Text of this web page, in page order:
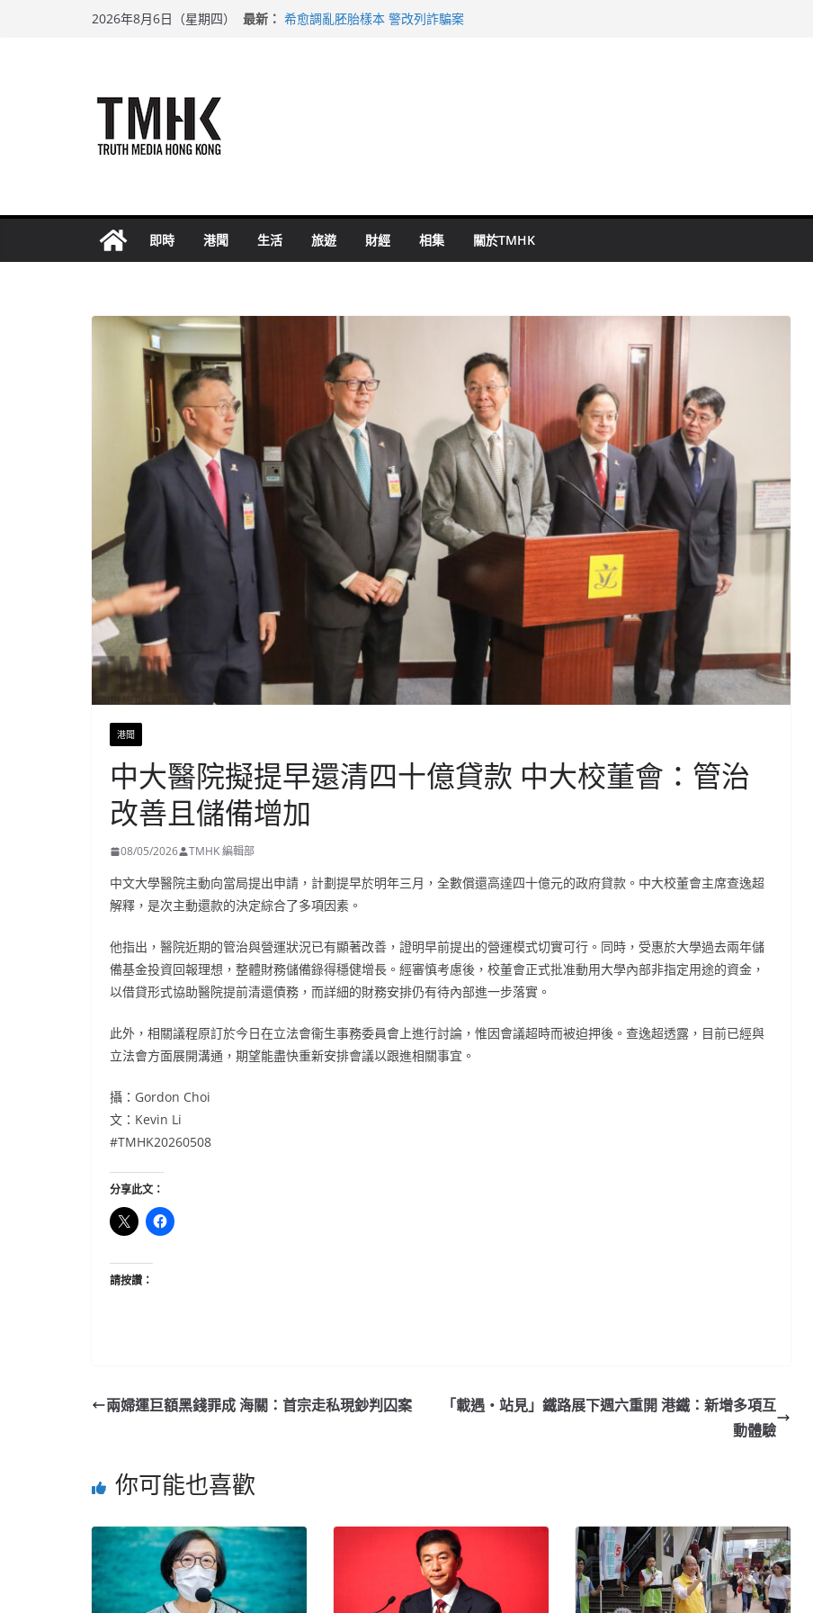
2026年8月6日（星期四） 最新： 希愈調亂胚胎樣本 警改列詐騙案
即時 港聞 生活 旅遊 財經 相集 關於TMHK
港聞
中大醫院擬提早還清四十億貸款 中大校董會：管治
改善且儲備增加
08/05/2026 TMHK 編輯部
中文大學醫院主動向當局提出申請，計劃提早於明年三月，全數償還高達四十億元的政府貸款。中大校董會主席查逸超
解釋，是次主動還款的決定綜合了多項因素。
他指出，醫院近期的管治與營運狀況已有顯著改善，證明早前提出的營運模式切實可行。同時，受惠於大學過去兩年儲
備基金投資回報理想，整體財務儲備錄得穩健增長。經審慎考慮後，校董會正式批准動用大學內部非指定用途的資金，
以借貸形式協助醫院提前清還債務，而詳細的財務安排仍有待內部進一步落實。
此外，相關議程原訂於今日在立法會衞生事務委員會上進行討論，惟因會議超時而被迫押後。查逸超透露，目前已經與
立法會方面展開溝通，期望能盡快重新安排會議以跟進相關事宜。
攝：Gordon Choi
文：Kevin Li
#TMHK20260508
分享此文：
請按讚：
兩婦運巨額黑錢罪成 海關：首宗走私現鈔判囚案
「載遇‧站見」鐵路展下週六重開 港鐵：新增多項互
動體驗
你可能也喜歡